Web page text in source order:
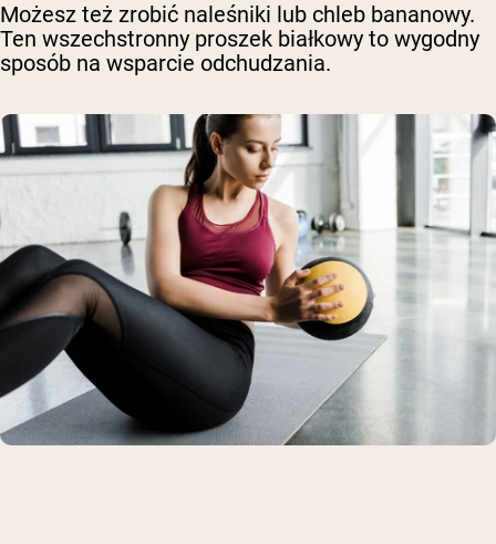
Możesz też zrobić naleśniki lub chleb bananowy.
Ten wszechstronny proszek białkowy to wygodny
sposób na wsparcie odchudzania.